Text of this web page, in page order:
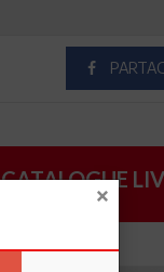
CATALOGUE